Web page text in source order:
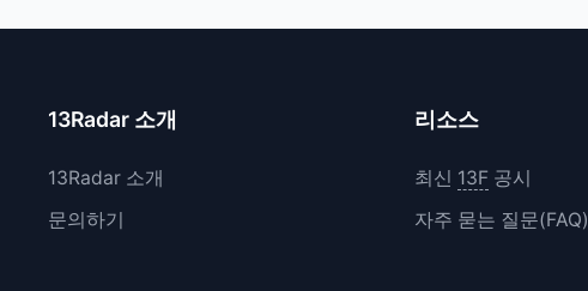
13Radar 소개
13Radar 소개
문의하기
리소스
최신 13F공시
자주 묻는 질문(FAQ)